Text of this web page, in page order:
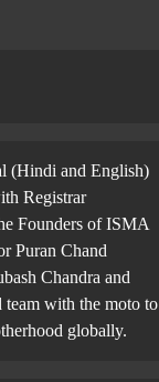
(Hindi and English)
Registrar
Founders of ISMA
Puran Chand
Chandra and
with the moto to
globally.